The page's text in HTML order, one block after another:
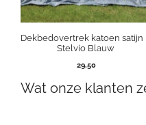
Dekbedovertrek katoen satijn
Stelvio Blauw
29,50
Wat onze klanten